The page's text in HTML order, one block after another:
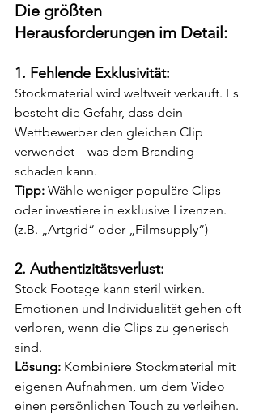
Die größten
Herausforderungen im Detail:
1. Fehlende Exklusivität:
Stockmaterial wird weltweit verkauft. Es
besteht die Gefahr, dass dein
Wettbewerber den gleichen Clip
verwendet – was dem Branding
schaden kann.
Tipp: Wähle weniger populäre Clips
oder investiere in exklusive Lizenzen.
(z.B. „Artgrid“ oder „Filmsupply“)
2. Authentizitätsverlust:
Stock Footage kann steril wirken.
Emotionen und Individualität gehen oft
verloren, wenn die Clips zu generisch
sind.
Lösung: Kombiniere Stockmaterial mit
eigenen Aufnahmen, um dem Video
einen persönlichen Touch zu verleihen.